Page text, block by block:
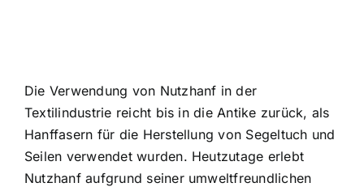
Die Verwendung von Nutzhanf in der
Textilindustrie reicht bis in die Antike zurück, als
Hanffasern für die Herstellung von Segeltuch und
Seilen verwendet wurden. Heutzutage erlebt
Nutzhanf aufgrund seiner umweltfreundlichen